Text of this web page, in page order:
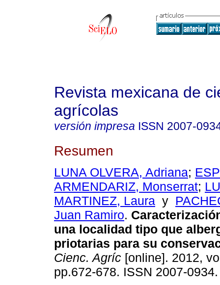
Revista mexicana de
agrícolas
versión impresa ISSN 2007-
Resumen
LUNA OLVERA, Adriana;
ARMENDARIZ, Monserrat;
MARTINEZ, Laura y
Juan Ramiro.
una localidad tipo que
priotarias para su
Cienc. Agríc [online]. 2012,
pp.672-678. ISSN 2007-0934.